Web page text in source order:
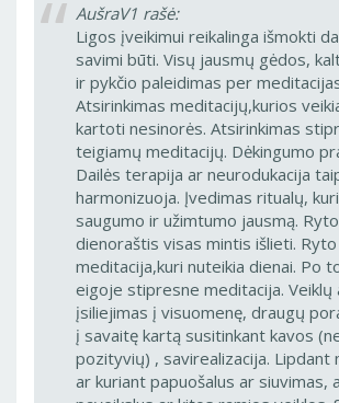
AušraV1 rašė:
Ligos įveikimui reikalinga išmokti
savimi būti. Visų jausmų gėdos,
ir pykčio paleidimas per
Atsirinkimas meditacijų,kurios
kartoti nesinorės. Atsirinkimas
teigiamų meditacijų. Dėkingumo
Dailės terapija ar neurodukacija
harmonizuoja. Įvedimas ritualų,
saugumo ir užimtumo jausmą. Ryto
dienoraštis visas mintis išlieti. Ryto
meditacija,kuri nuteikia dienai. Po
eigoje stipresne meditacija. Veiklų
įsiliejimas į visuomenę, draugų
į savaitę kartą susitinkant kavos
pozityvių) , savirealizacija. Lipdant
ar kuriant papuošalus ar siuvimas,